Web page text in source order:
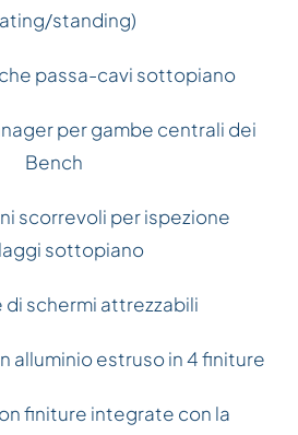
standing)
passa-cavi sottopiano
per gambe centrali dei
Bench
scorrevoli per ispezione
sottopiano
schermi attrezzabili
alluminio estruso in 4 finiture
finiture integrate con la